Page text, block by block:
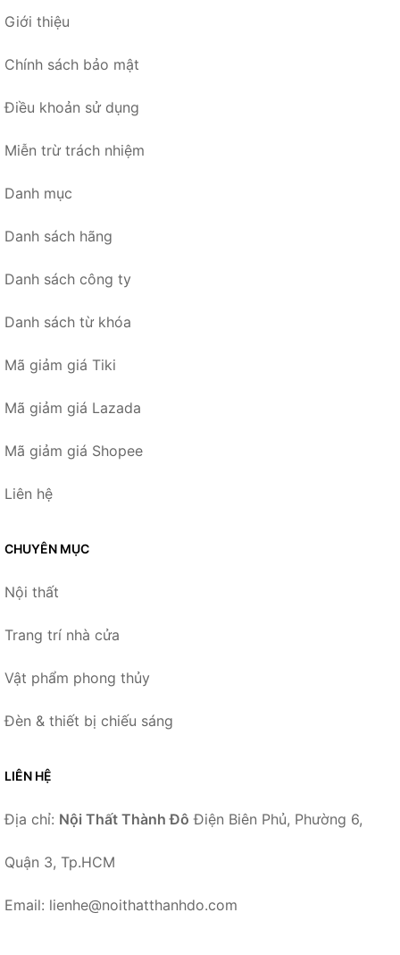
Giới thiệu
Chính sách bảo mật
Điều khoản sử dụng
Miễn trừ trách nhiệm
Danh mục
Danh sách hãng
Danh sách công ty
Danh sách từ khóa
Mã giảm giá Tiki
Mã giảm giá Lazada
Mã giảm giá Shopee
Liên hệ
CHUYÊN MỤC
Nội thất
Trang trí nhà cửa
Vật phẩm phong thủy
Đèn & thiết bị chiếu sáng
LIÊN HỆ
Địa chỉ: Nội Thất Thành Đô Điện Biên Phủ, Phường 6,
Quận 3, Tp.HCM
Email: lienhe@noithatthanhdo.com